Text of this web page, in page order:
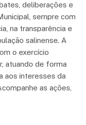
deliberações e
sempre com
na transparência e
salinense. A
o exercício
atuando de forma
aos interesses da
as ações,